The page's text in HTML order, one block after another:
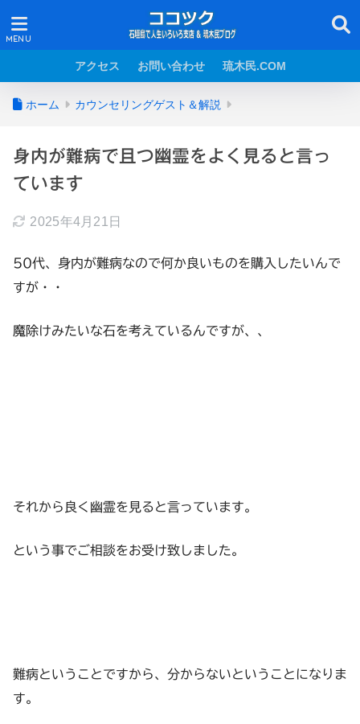
アクセス お問い合わせ 琉木民.COM
ホーム カウンセリングゲスト＆解説
身内が難病で且つ幽霊をよく見ると言っ
ています
2025年4月21日
50代、身内が難病なので何か良いものを購入したいんで
すが・・
魔除けみたいな石を考えているんですが、、
それから良く幽霊を見ると言っています。
という事でご相談をお受け致しました。
難病ということですから、分からないということになりま
す。